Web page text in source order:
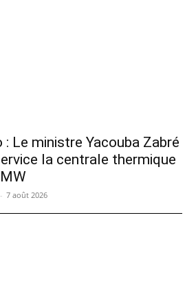
Le ministre Yacouba Zabré
la centrale thermique
- 7 août 2026